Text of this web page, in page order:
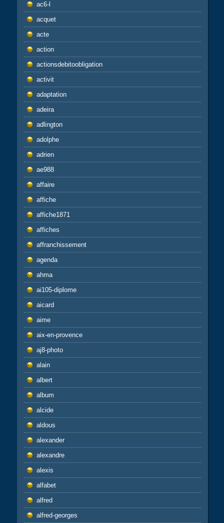
ac6-l
acquet
acte
action
actionsdebitoobligation
activit
adaptation
adeira
adlington
adolphe
adrien
ae988
affaire
affiche
affiche1871
affiches
affranchissement
agenda
ahma
ai105-diplome
aicard
aime
aix-en-provence
aj8-photo
alain
albert
album
alcide
aldous
alexander
alexandre
alexis
alfabet
alfred
alfred-georges